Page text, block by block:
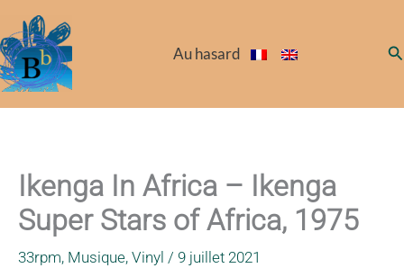
au
contenu
Au hasard
Ikenga In Africa – Ikenga
Super Stars of Africa, 1975
33rpm, Musique, Vinyl / 9 juillet 2021